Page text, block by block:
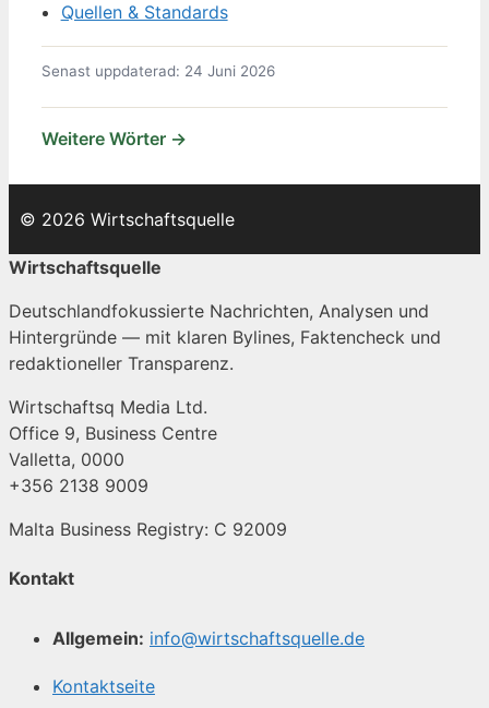
Quellen & Standards
Senast uppdaterad: 24 Juni 2026
Weitere Wörter →
© 2026 Wirtschaftsquelle
Wirtschaftsquelle
Deutschlandfokussierte Nachrichten, Analysen und
Hintergründe — mit klaren Bylines, Faktencheck und
redaktioneller Transparenz.
Wirtschaftsq Media Ltd.
Office 9, Business Centre
Valletta, 0000
+356 2138 9009
Malta Business Registry: C 92009
Kontakt
Allgemein: info@wirtschaftsquelle.de
Kontaktseite